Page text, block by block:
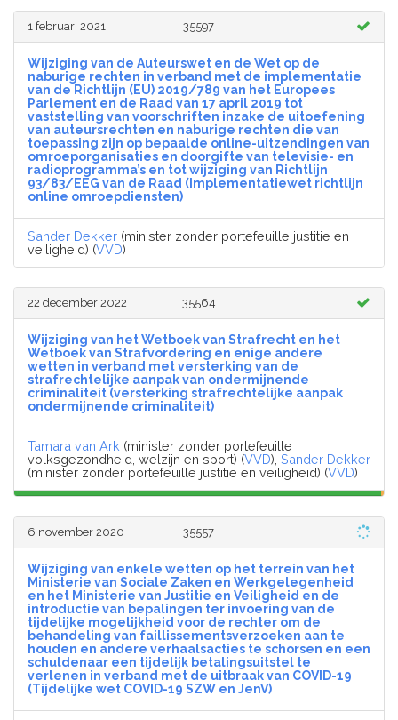
1 februari 2021 35597
Wijziging van de Auteurswet en de Wet op de
naburige rechten in verband met de implementatie
van de Richtlijn (EU) 2019/789 van het Europees
Parlement en de Raad van 17 april 2019 tot
vaststelling van voorschriften inzake de uitoefening
van auteursrechten en naburige rechten die van
toepassing zijn op bepaalde online-uitzendingen van
omroeporganisaties en doorgifte van televisie- en
radioprogramma’s en tot wijziging van Richtlijn
93/83/EEG van de Raad (Implementatiewet richtlijn
online omroepdiensten)
Sander Dekker (minister zonder portefeuille justitie en
veiligheid) (VVD)
22 december 2022 35564
Wijziging van het Wetboek van Strafrecht en het
Wetboek van Strafvordering en enige andere
wetten in verband met versterking van de
strafrechtelijke aanpak van ondermijnende
criminaliteit (versterking strafrechtelijke aanpak
ondermijnende criminaliteit)
Tamara van Ark (minister zonder portefeuille
volksgezondheid, welzijn en sport) (VVD), Sander Dekker
(minister zonder portefeuille justitie en veiligheid) (VVD)
6 november 2020 35557
Wijziging van enkele wetten op het terrein van het
Ministerie van Sociale Zaken en Werkgelegenheid
en het Ministerie van Justitie en Veiligheid en de
introductie van bepalingen ter invoering van de
tijdelijke mogelijkheid voor de rechter om de
behandeling van faillissementsverzoeken aan te
houden en andere verhaalsacties te schorsen en een
schuldenaar een tijdelijk betalingsuitstel te
verlenen in verband met de uitbraak van COVID-19
(Tijdelijke wet COVID-19 SZW en JenV)